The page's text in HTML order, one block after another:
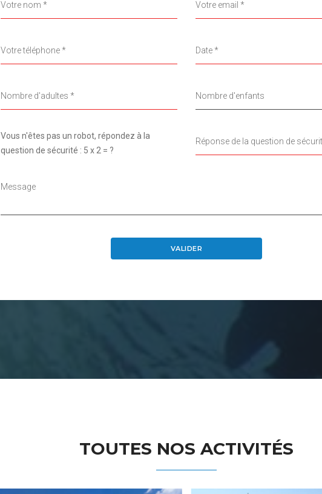
Vous n'êtes pas un robot, répondez à la
question de sécurité : 5 x 2 = ?
VALIDER
TOUTES NOS ACTIVITÉS